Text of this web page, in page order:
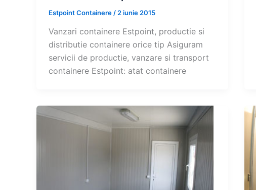
Estpoint Containere / 2 iunie 2015
Vanzari containere Estpoint, productie si
distributie containere orice tip Asiguram
servicii de productie, vanzare si transport
containere Estpoint: atat containere